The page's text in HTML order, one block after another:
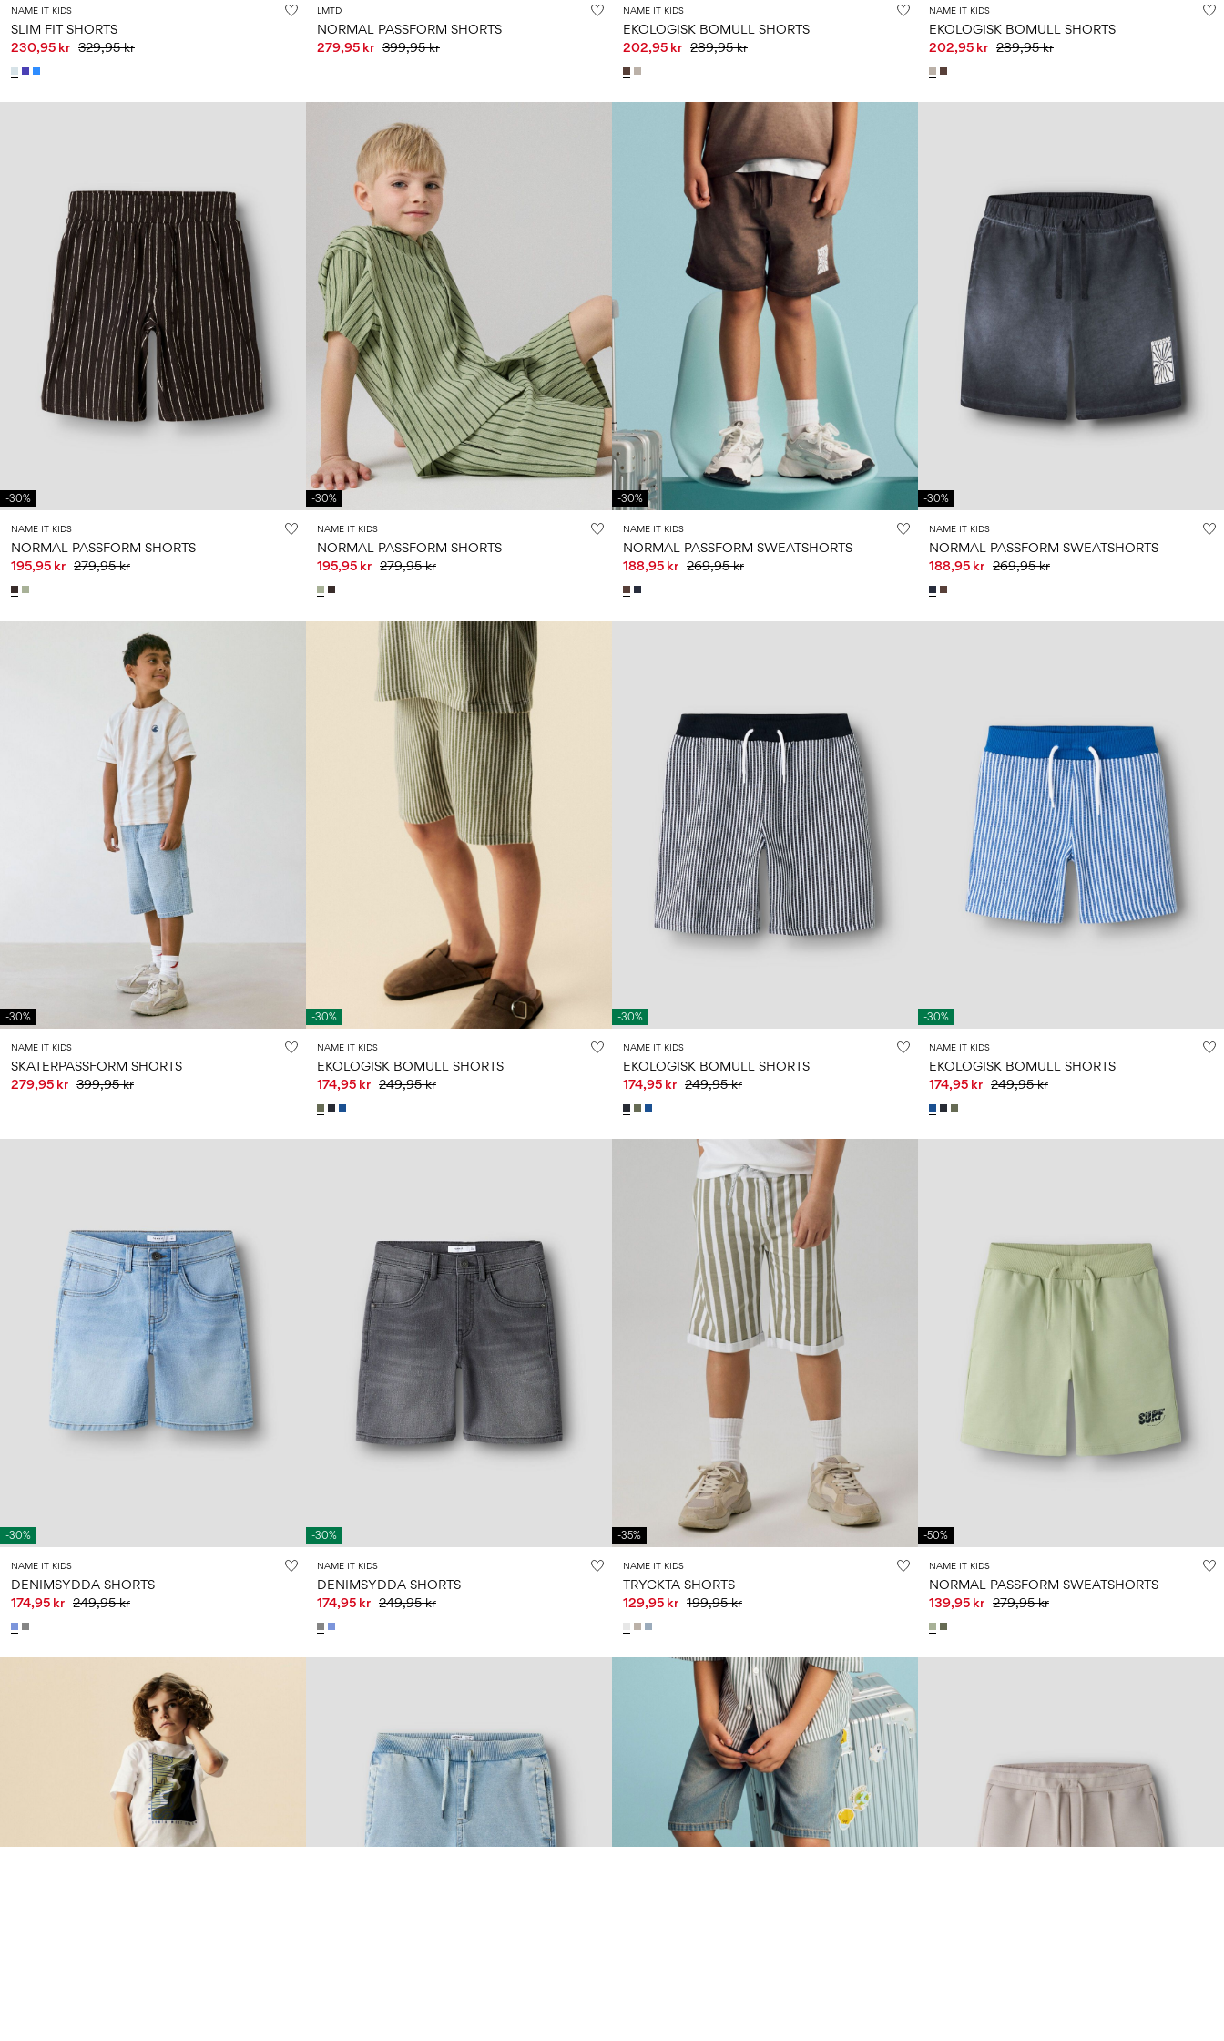
NAME IT KIDS
SLIM FIT SHORTS
230,95 kr 329,95 kr
LMTD
NORMAL PASSFORM SHORTS
279,95 kr 399,95 kr
NAME IT KIDS
EKOLOGISK BOMULL SHORTS
202,95 kr 289,95 kr
NAME IT KIDS
EKOLOGISK BOMULL SHORTS
202,95 kr 289,95 kr
-30%
NAME IT KIDS
NORMAL PASSFORM SHORTS
195,95 kr 279,95 kr
-30%
NAME IT KIDS
NORMAL PASSFORM SHORTS
195,95 kr 279,95 kr
-30%
NAME IT KIDS
NORMAL PASSFORM SWEATSHORTS
188,95 kr 269,95 kr
-30%
NAME IT KIDS
NORMAL PASSFORM SWEATSHORTS
188,95 kr 269,95 kr
-30%
NAME IT KIDS
SKATERPASSFORM SHORTS
279,95 kr 399,95 kr
-30%
NAME IT KIDS
EKOLOGISK BOMULL SHORTS
174,95 kr 249,95 kr
-30%
NAME IT KIDS
EKOLOGISK BOMULL SHORTS
174,95 kr 249,95 kr
-30%
NAME IT KIDS
EKOLOGISK BOMULL SHORTS
174,95 kr 249,95 kr
-30%
NAME IT KIDS
DENIMSYDDA SHORTS
174,95 kr 249,95 kr
-30%
NAME IT KIDS
DENIMSYDDA SHORTS
174,95 kr 249,95 kr
-35%
NAME IT KIDS
TRYCKTA SHORTS
129,95 kr 199,95 kr
-50%
NAME IT KIDS
NORMAL PASSFORM SWEATSHORTS
139,95 kr 279,95 kr